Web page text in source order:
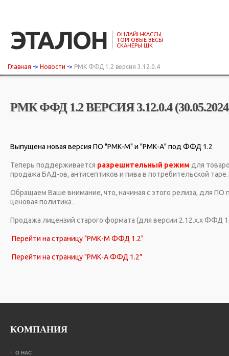
ЭТАЛОН
ОНЛАЙН-КАССЫ
ТОРГОВЫЕ ВЕСЫ
СКАНЕРЫ ШК
Главная -> Новости -> РМК ФФД 1.2 версия 3.12.0.4
РМК ФФД 1.2 ВЕРСИЯ 3.12.0.4
Выпущена новая версия ПО "РМК-М" и "РМК-А" под ФФД 1.2
Теперь поддерживается разрешительный режим для
продажа БАД-ов, антисептиков и пива в потребительской таре.
Обращаем Ваше внимание, что, начиная с этого релиза, для
ценовая политика .
Продажа лицензий старого формата (для версии 2.12.х.х ФФД
Перейти на страницу "РМК-М ФФД 1.2"
Перейти на страницу "РМК-А ФФД 1.2"
КОМПАНИЯ
О НАС